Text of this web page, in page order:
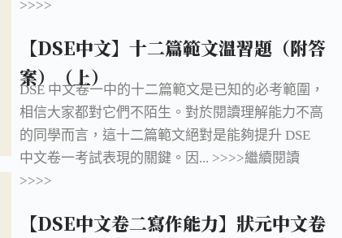
>>>>
【DSE中文】十二篇範文溫習題（附答
案）（上）
DSE 中文卷一中的十二篇範文是已知的必考範圍，
相信大家都對它們不陌生。對於閱讀理解能力不高
的同學而言，這十二篇範文絕對是能夠提升 DSE
中文卷一考試表現的關鍵。因... >>>>繼續閱讀
>>>>
【DSE中文卷二寫作能力】狀元中文卷